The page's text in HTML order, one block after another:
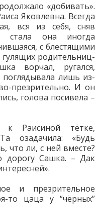
«добивать».
Яковлевна. Всегда
вся из себя, сняв
стала она иногда
с блестящими
родительниц-
ворчал, ругался,
поглядывала лишь из-
презрительно. И он
голова посивела –
Раисиной тётке,
озадачила: «Будь
что ли, с ней вместе?
дорогу Сашка. – Дак
и презрительное
то цаца у “чёрных”